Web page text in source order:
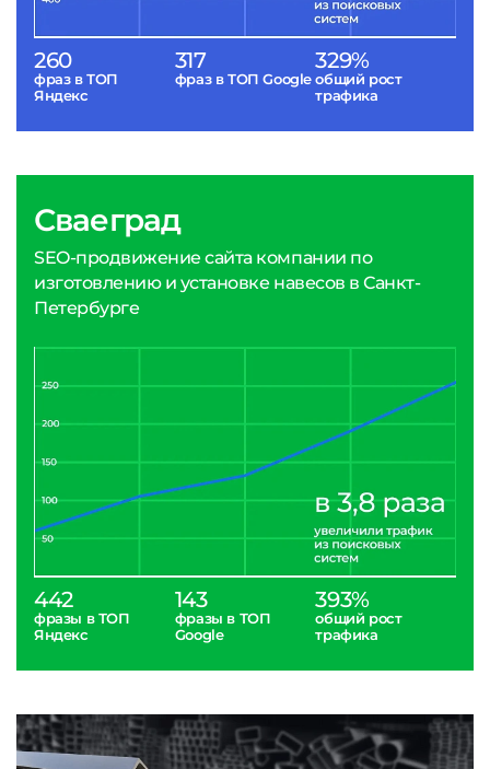
260
фраз в ТОП
Яндекс
317
фраз в ТОП Google
329%
общий рост
трафика
Сваеград
SEO-продвижение сайта компании по
изготовлению и установке навесов в Санкт-
Петербурге
442
фразы в ТОП
Яндекс
143
фразы в ТОП
Google
393%
общий рост
трафика